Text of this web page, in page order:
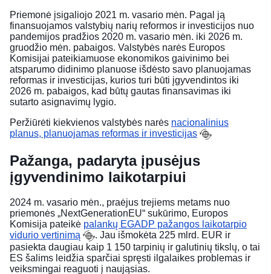
Priemonė įsigaliojo 2021 m. vasario mėn. Pagal ją
finansuojamos valstybių narių reformos ir investicijos nuo
pandemijos pradžios 2020 m. vasario mėn. iki 2026 m.
gruodžio mėn. pabaigos. Valstybės narės Europos
Komisijai pateikiamuose ekonomikos gaivinimo bei
atsparumo didinimo planuose išdėsto savo planuojamas
reformas ir investicijas, kurios turi būti įgyvendintos iki
2026 m. pabaigos, kad būtų gautas finansavimas iki
sutarto asignavimų lygio.
Peržiūrėti kiekvienos valstybės narės nacionalinius
planus, planuojamas reformas ir investicijas
Pažanga, padaryta įpusėjus
įgyvendinimo laikotarpiui
2024 m. vasario mėn., praėjus trejiems metams nuo
priemonės „NextGenerationEU“ sukūrimo, Europos
Komisija pateikė palankų EGADP pažangos laikotarpio
vidurio vertinimą
. Jau išmokėta 225 mlrd. EUR ir
pasiekta daugiau kaip 1 150 tarpinių ir galutinių tikslų, o tai
ES šalims leidžia sparčiai spręsti ilgalaikes problemas ir
veiksmingai reaguoti į naująsias.